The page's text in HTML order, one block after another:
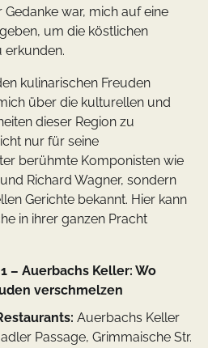
war, mich auf eine
um die köstlichen
erkunden.
kulinarischen Freuden
über die kulturellen und
dieser Region zu
nur für seine
berühmte Komponisten wie
Richard Wagner, sondern
Gerichte bekannt. Hier kann
in ihrer ganzen Pracht
– Auerbachs Keller: Wo
verschmelzen
Auerbachs Keller
Passage, Grimmaische Str.